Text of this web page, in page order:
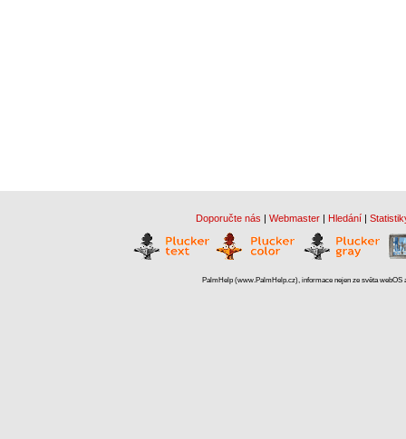
Doporučte nás | Webmaster | Hledání |
PalmHelp (www.PalmHelp.cz), informace nejen ze světa